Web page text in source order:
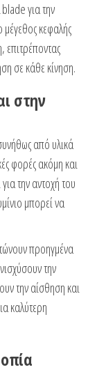
για την
μέγεθος κεφαλής
σε κάθε κίνηση.
στην
από υλικά
φορές ακόμη και
την αντοχή του
μπορεί να
προηγμένα
την
την αίσθηση και
καλύτερη